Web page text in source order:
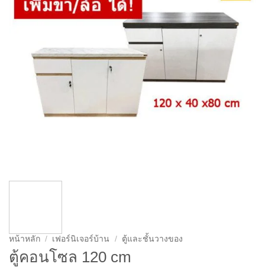
หน้าหลัก / เฟอร์นิเจอร์บ้าน / ตู้และชั้นวางของ
ตู้คอนโซล 120 cm